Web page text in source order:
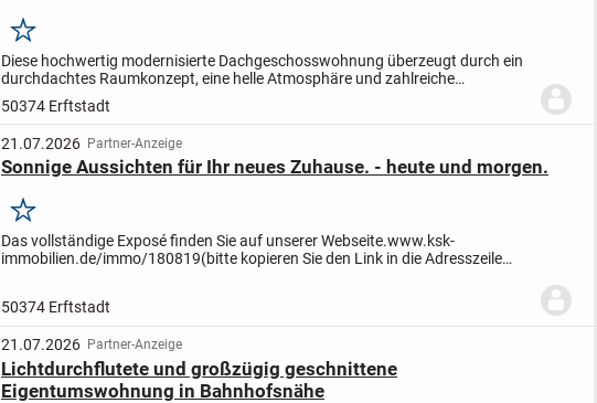
Merken
Diese hochwertig modernisierte Dachgeschosswohnung überzeugt durch ein
durchdachtes Raumkonzept, eine helle Atmosphäre und zahlreiche
Ausstattungsdetails, die zeitgemäßen Wohnkomfort auf hohem Niveau...
50374 Erftstadt
21.07.2026 Partner-Anzeige
Sonnige Aussichten für Ihr neues Zuhause. - heute und morgen.
Merken
Das vollständige Exposé finden Sie auf unserer Webseite.www.ksk-
immobilien.de/immo/180819(bitte kopieren Sie den Link in die Adresszeile
50374 Erftstadt
21.07.2026 Partner-Anzeige
Lichtdurchflutete und großzügig geschnittene
Eigentumswohnung in Bahnhofsnähe